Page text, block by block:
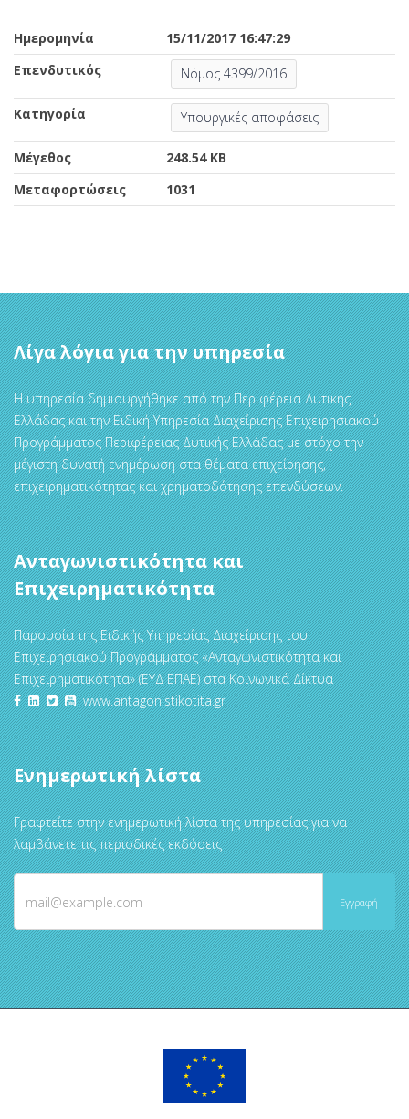
Ημερομηνία
15/11/2017 16:47:29
Επενδυτικός
Νόμος 4399/2016
Κατηγορία Υπουργικές αποφάσεις
Μέγεθος
248.54 KB
Μεταφορτώσεις
1031
Λίγα λόγια για την υπηρεσία
Η υπηρεσία δημιουργήθηκε από την Περιφέρεια Δυτικής
Ελλάδας και την Ειδική Υπηρεσία Διαχείρισης Επιχειρησιακού
Προγράμματος Περιφέρειας Δυτικής Ελλάδας με στόχο την
μέγιστη δυνατή ενημέρωση στα θέματα επιχείρησης,
επιχειρηματικότητας και χρηματοδότησης επενδύσεων.
Ανταγωνιστικότητα και
Επιχειρηματικότητα
Παρουσία της Ειδικής Υπηρεσίας Διαχείρισης του
Επιχειρησιακού Προγράμματος «Ανταγωνιστικότητα και
Επιχειρηματικότητα» (ΕΥΔ ΕΠΑΕ) στα Κοινωνικά Δίκτυα
www.antagonistikotita.gr
Ενημερωτική λίστα
Γραφτείτε στην ενημερωτική λίστα της υπηρεσίας για να
λαμβάνετε τις περιοδικές εκδόσεις